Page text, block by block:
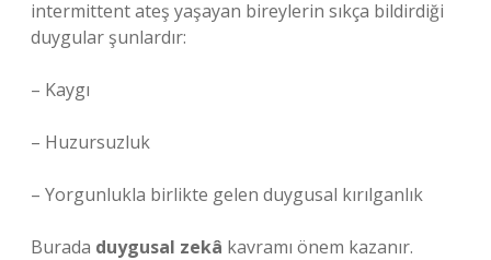
intermittent ateş yaşayan bireylerin sıkça bildirdiği
duygular şunlardır:
– Kaygı
– Huzursuzluk
– Yorgunlukla birlikte gelen duygusal kırılganlık
Burada duygusal zekâ kavramı önem kazanır.